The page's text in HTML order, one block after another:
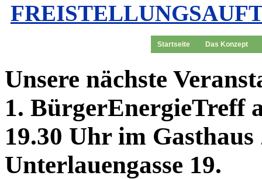
Startseite Das Konzept
Unsere nächste
1. BürgerEnergieTreff
19.30 Uhr im
Unterlauengasse 19.